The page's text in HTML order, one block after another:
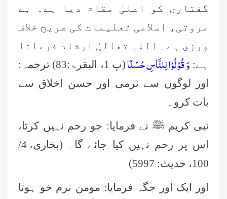
گفتاری کو اعلیٰ مقام دیا ہے۔ بے
مروتی، اسلامی تعلیمات کی صریح خلاف
ورزی ہے۔ اللہ تعالیٰ ارشاد فرماتا
ہے: وَ قُوْلُوْا لِلنَّاسِ حُسْنًا
(پ 1، البقرۃ:83) ترجمہ:
اور لوگوں سے نرمی اور حسن اخلاق سے
بات کرو۔
نبی کریم ﷺ نے فرمایا: جو رحم نہیں کرتا،
اس پر رحم نہیں کیا جائے گا۔ (بخاری، 4
/
100، حدیث: 5997
)
اور ایک اور جگہ فرمایا: مومن نرم خو ہوتا